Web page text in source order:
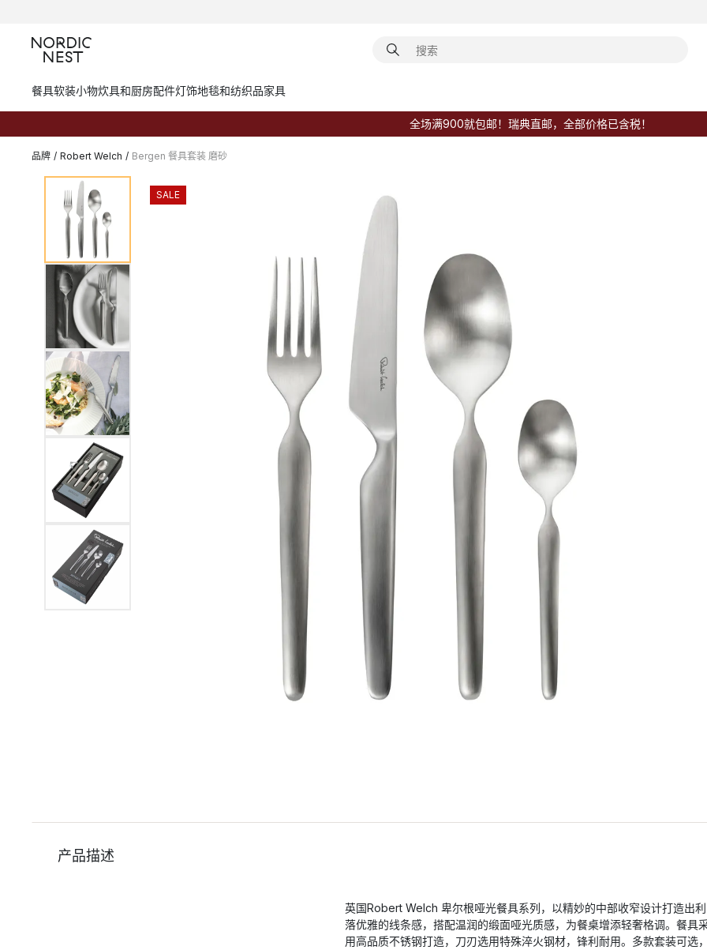
餐具软装小物炊具和厨房配件灯饰地毯和纺织品家具
全场满900就包邮！瑞典直邮，全部价格已含税！
品牌 / Robert Welch / Bergen 餐具套装 磨砂
SALE
产品描述
英国Robert Welch 卑尔根哑光餐具系列，以精妙的中部收窄设计打造出利
落优雅的线条感，搭配温润的缎面哑光质感，为餐桌增添轻奢格调。餐具
用高品质不锈钢打造，刀刃选用特殊淬火钢材，锋利耐用。多款套装可选